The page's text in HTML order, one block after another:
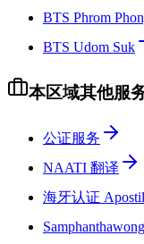
BTS Phrom
BTS Udom Suk
本区域其他服
公证服务
NAATI 翻译
海牙认证
Samphanthawong